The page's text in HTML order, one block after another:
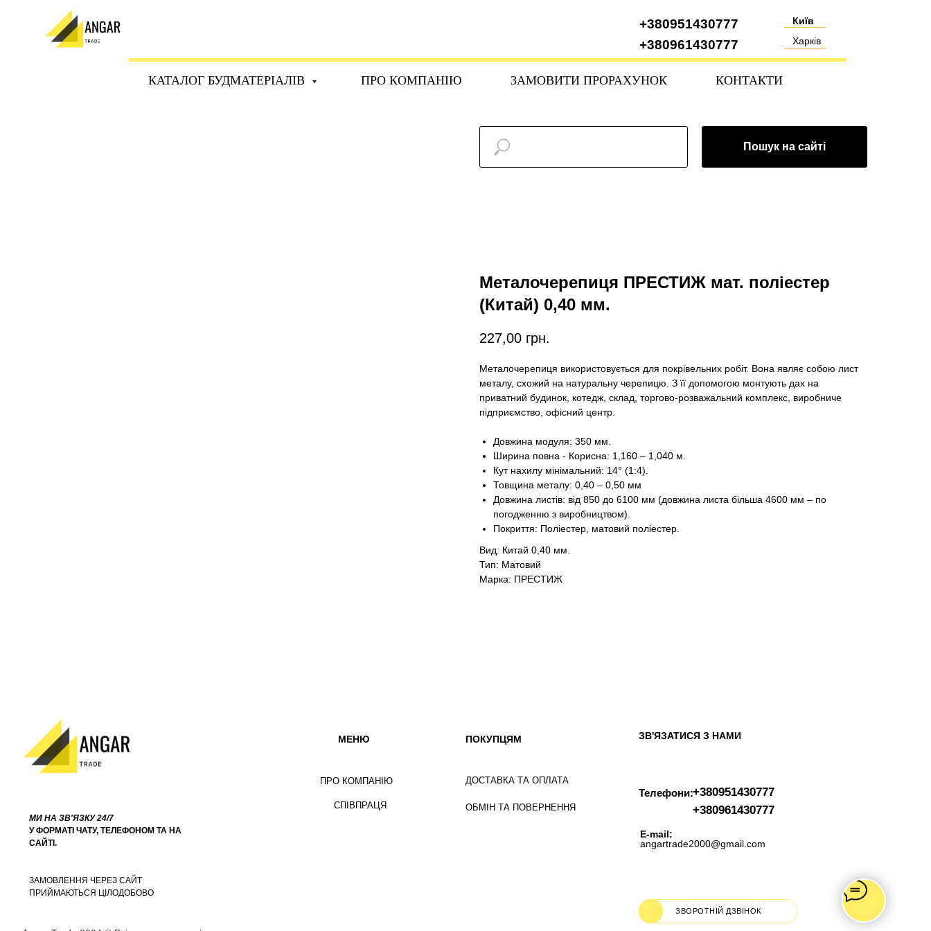
+380961430777
+380951430777
Київ
Харків
КАТАЛОГ БУДМАТЕРІАЛІВ ПРО КОМПАНІЮ ЗАМОВИТИ ПРОРАХУНОК КОНТАКТИ
Пошук на сайті
Металочерепиця ПРЕСТИЖ мат. поліестер
(Китай) 0,40 мм.
227,00 грн.
Металочерепиця використовується для покрівельних робіт. Вона являє собою лист
металу, схожий на натуральну черепицю. З її допомогою монтують дах на
приватний будинок, котедж, склад, торгово-розважальний комплекс, виробниче
підприємство, офісний центр.
Довжина модуля: 350 мм.
Ширина повна - Корисна: 1,160 – 1,040 м.
Кут нахилу мінімальний: 14° (1:4).
Товщина металу: 0,40 – 0,50 мм
Довжина листів: від 850 до 6100 мм (довжина листа більша 4600 мм – по
погодженню з виробництвом).
Покриття: Поліестер, матовий поліестер.
Вид: Китай 0,40 мм.
Тип: Матовий
Марка: ПРЕСТИЖ
ПРО КОМПАНІЮ
СПІВПРАЦЯ
ДОСТАВКА ТА ОПЛАТА
ОБМІН ТА ПОВЕРНЕННЯ
ПОКУПЦЯМ
МИ НА ЗВ'ЯЗКУ 24/7
У ФОРМАТІ ЧАТУ, ТЕЛЕФОНОМ ТА НА
САЙТІ.
ЗВ'ЯЗАТИСЯ З НАМИ
Телефони:
МЕНЮ
E-mail:
angartrade2000@gmail.com
ЗВОРОТНІЙ ДЗВІНОК
ЗАМОВЛЕННЯ ЧЕРЕЗ САЙТ
ПРИЙМАЮТЬСЯ ЦІЛОДОБОВО
+380951430777
+380961430777